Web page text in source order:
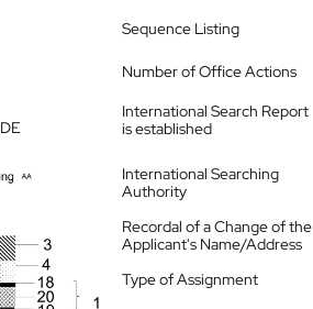
DE
Sequence Listing
Number of Office Actions
International Search Report
is established
International Searching
Authority
Recordal of a Change of the
Applicant's Name/Address
Type of Assignment